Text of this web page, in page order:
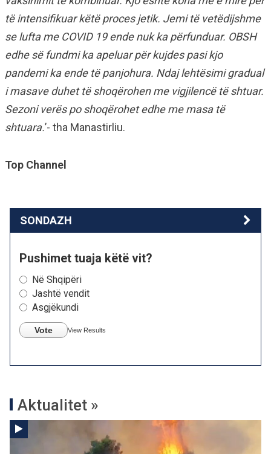
të intensifikuar këtë proces jetik. Jemi të vetëdijshme
se lufta me COVID 19 ende nuk ka përfunduar. OBSH
edhe së fundmi ka apeluar për kujdes pasi kjo
pandemi ka ende të panjohura. Ndaj lehtësimi gradual
i masave duhet të shoqërohen me vigjilencë të shtuar.
Sezoni verës po shoqërohet edhe me masa të
shtuara.’- tha Manastirliu.
Top Channel
SONDAZH
Pushimet tuaja këtë vit?
Në Shqipëri
Jashtë vendit
Asgjëkundi
Vote View Results
Aktualitet »